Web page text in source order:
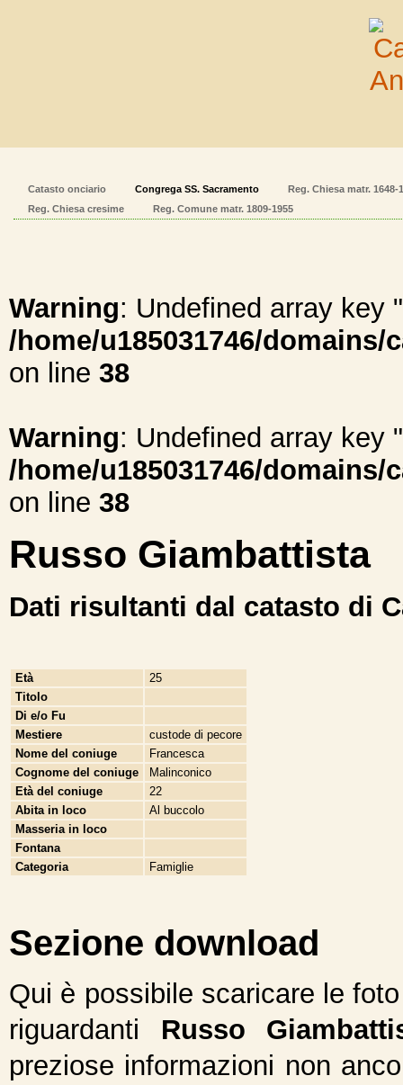
Catasto onciario Congrega SS. Sacramento
Reg. Chiesa matr. 1648-
Reg. Chiesa cresime
Reg. Comune matr. 1809-1955
Warning: Undefined array key
/home/u185031746/
on line 38
Warning: Undefined array key
/home/u185031746/
on line 38
Russo Giambattista
Dati risultanti dal catasto di
Età
25
Titolo
Di e/o Fu
Mestiere
custode di pecore
Nome del coniuge
Francesca
Cognome del coniuge
Malinconico
Età del coniuge
22
Abita in loco
Al buccolo
Masseria in loco
Fontana
Categoria
Famiglie
Sezione download
Qui è possibile scaricare le
riguardanti Russo
preziose informazioni non